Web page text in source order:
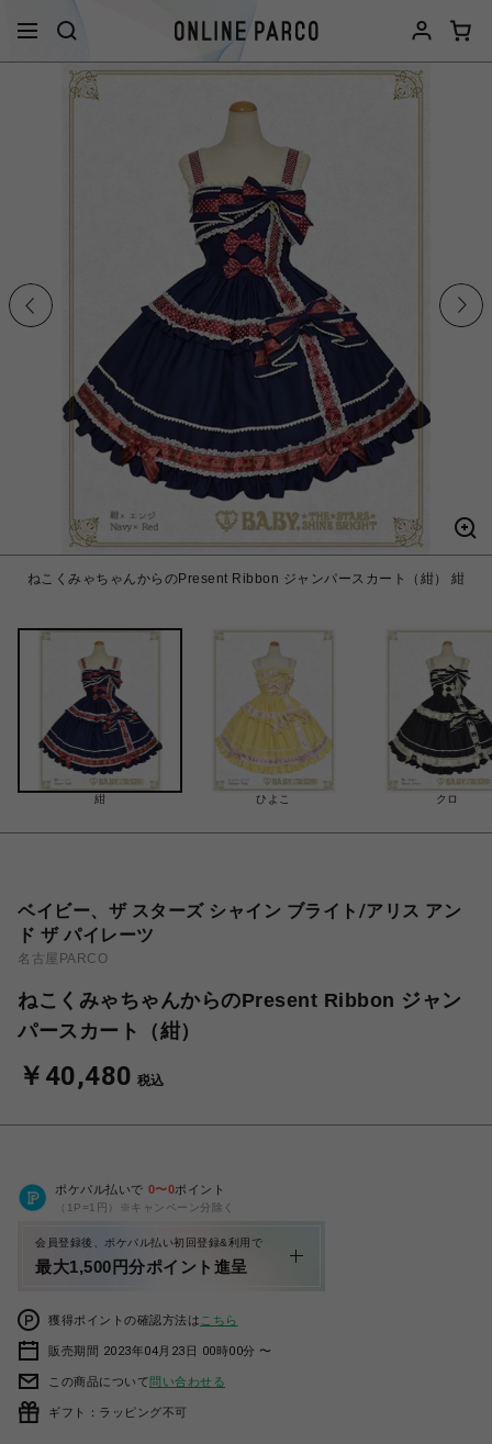
ねこくみゃちゃんからのPresent Ribbon ジャンパースカート（紺） 紺
紺 ひよこ クロ
ベイビー、ザ スターズ シャイン ブライト/アリス アン
ド ザ パイレーツ
名古屋PARCO
ねこくみゃちゃんからのPresent Ribbon ジャン
パースカート（紺）
￥40,480 税込
ポケパル払いで 0〜0ポイント
（1P=1円）※キャンペーン分除く
会員登録後、ポケパル払い初回登録&利用で
最大1,500円分ポイント進呈
獲得ポイントの確認方法は こちら
販売期間 2023年04月23日 00時00分 〜
この商品について問い合わせる
ギフト：ラッピング不可